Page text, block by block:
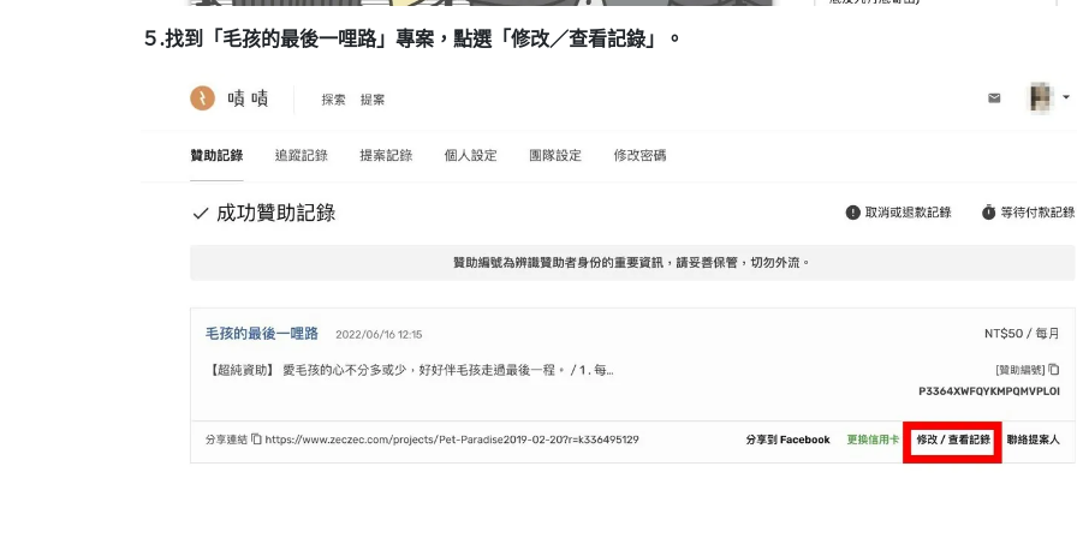
５.找到「毛孩的最後一哩路」專案，點選「修改／查看記錄」。